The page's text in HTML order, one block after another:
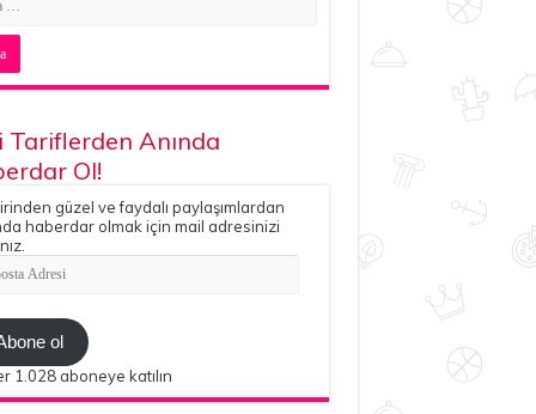
Tariflerden Anında
Ol!
güzel ve faydalı paylaşımlardan
haberdar olmak için mail adresinizi
ol
1.028 aboneye katılın